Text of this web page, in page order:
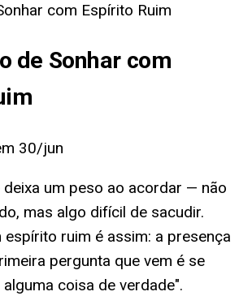
com Espírito Ruim
de Sonhar com
30/jun
um peso ao acordar — não
mas algo difícil de sacudir.
espírito ruim é assim: a presença
pergunta que vem é se
coisa de verdade".